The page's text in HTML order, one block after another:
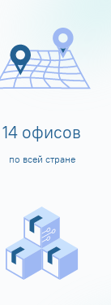
14 офисов
по всей стране